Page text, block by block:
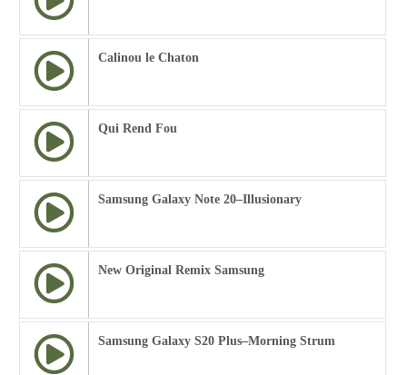
Calinou le Chaton
Qui Rend Fou
Samsung Galaxy Note 20–Illusionary
New Original Remix Samsung
Samsung Galaxy S20 Plus–Morning Strum